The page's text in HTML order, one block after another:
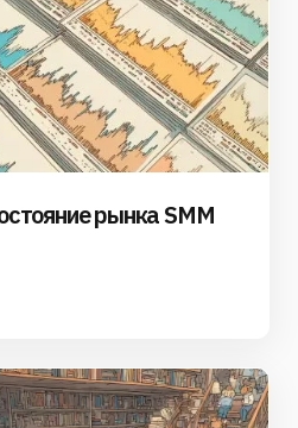
рынка SMM